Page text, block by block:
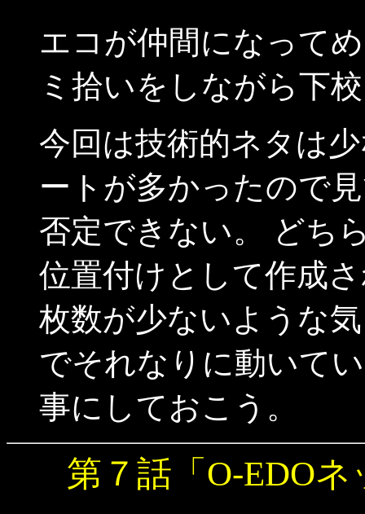
エコが仲間になって
ミ拾いをしながら下
今回は技術的ネタは
ートが多かったので
否定できない。 どち
位置付けとして作成
枚数が少ないような
でそれなりに動いて
事にしておこう。
第７話「O-EDO